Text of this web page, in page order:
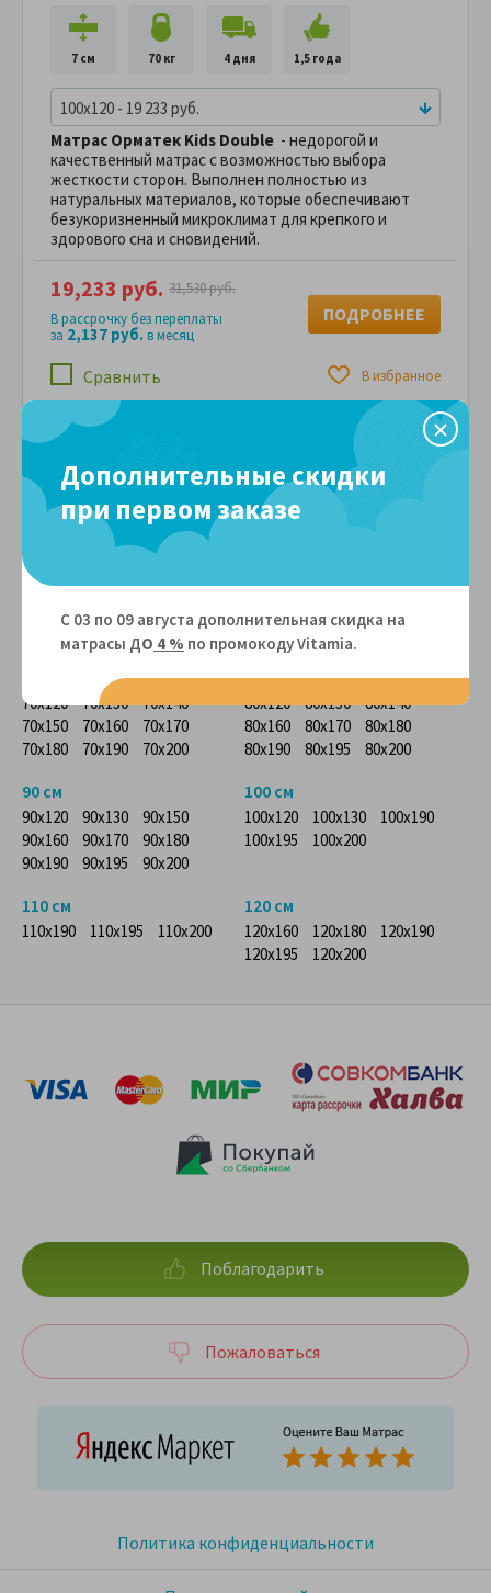
7 см 70 кг 4 дня 1,5 года
100x120 - 19 233 руб.
Матрас Орматек Kids Double - недорогой и
качественный матрас с возможностью выбора
жесткости сторон. Выполнен полностью из
натуральных материалов, которые обеспечивают
безукоризненный микроклимат для крепкого и
здорового сна и сновидений.
Сравнить В избранное
19,233 руб. 31,530 руб.
В рассрочку без переплаты
за 2,137 руб.в месяц
ПОДРОБНЕЕ
Выбор по размеру
60 см
60x120 60x130
60x140
60x160
60x170
65x125
70x120 70x130
70x140
70x150
70x160
70x170
70x180
70x190 70x200
80 см
80x120 80x130
80x140
80x160
80x170
80x180
80x190
80x195 80x200
90 см
90x120 90x130
90x150
90x160
90x170
90x180
90x190
90x195 90x200
100 см
100x120 100x130
100x190
100x195
100x200
110 см
110x190 110x195 110x200
120 см
120x160 120x180
120x190
120x195
120x200
Политика конфиденциальности
Поблагодарить
Пожаловаться
Дополнительные скидки
при первом заказе
С 03 по 09 августа дополнительная скидка на
матрасы ДО 4 % по промокоду Vitamiа.